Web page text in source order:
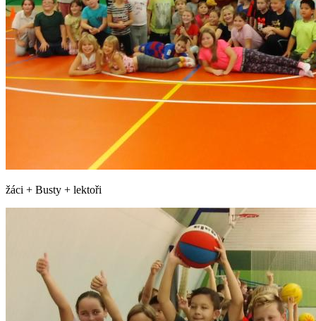
žáci + Busty + lektoři